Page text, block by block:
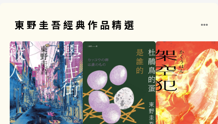
東野圭吾經典作品精選